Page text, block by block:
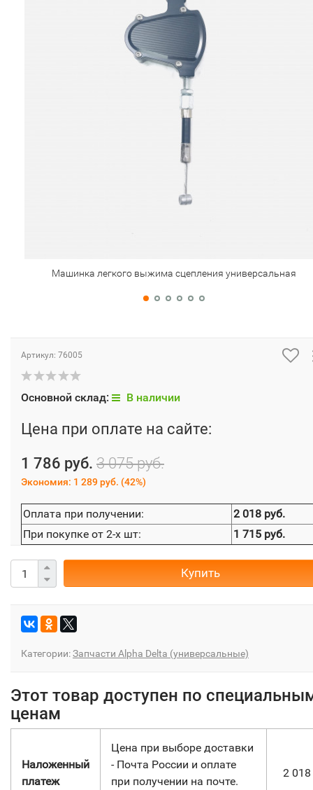
Машинка легкого выжима сцепления универсальная
Артикул: 76005
Основной склад: В наличии
Цена при оплате на сайте:
1 786 руб. 3 075 руб.
Экономия: 1 289 руб. (42%)
Оплата при получении:
2 018 руб.
При покупке от 2-х шт:
1 715 руб.
Купить
Категории:Запчасти Alpha Delta (универсальные)
Этот товар доступен по
ценам
Наложенный
платеж
Цена при выборе доставки
- Почта России и оплате
при получении на почте.
2 018